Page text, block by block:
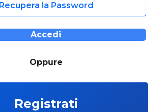
Recupera la Password
Accedi
Oppure
Registrati